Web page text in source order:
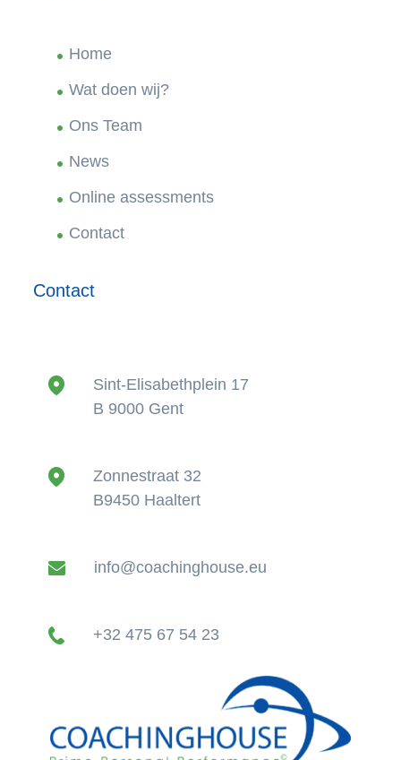
Home
Wat doen wij?
Ons Team
News
Online assessments
Contact
Contact
Sint-Elisabethplein 17
B 9000 Gent
Zonnestraat 32
B9450 Haaltert
info@coachinghouse.eu
+32 475 67 54 23